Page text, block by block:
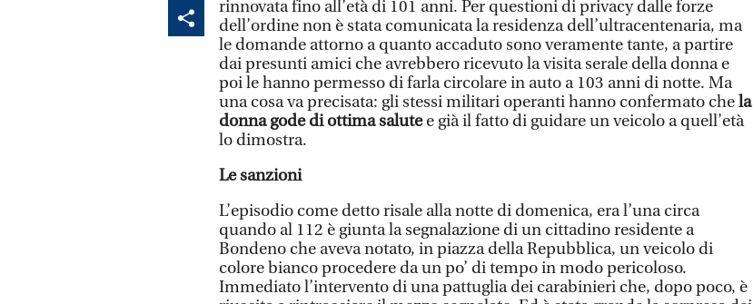
rinnovata fino all’età di 101 anni. Per questioni di privacy dalle forze
dell’ordine non è stata comunicata la residenza dell’ultracentenaria, ma
le domande attorno a quanto accaduto sono veramente tante, a partire
dai presunti amici che avrebbero ricevuto la visita serale della donna e
poi le hanno permesso di farla circolare in auto a 103 anni di notte. Ma
una cosa va precisata: gli stessi militari operanti hanno confermato chela
donna gode di ottima salutee già il fatto di guidare un veicolo a quell’età
lo dimostra.
Le sanzioni
L’episodio come detto risale alla notte di domenica, era l’una circa
quando al 112 è giunta la segnalazione di un cittadino residente a
Bondeno che aveva notato, in piazza della Repubblica, un veicolo di
colore bianco procedere da un po’ di tempo in modo pericoloso.
Immediato l’intervento di una pattuglia dei carabinieri che, dopo poco, è